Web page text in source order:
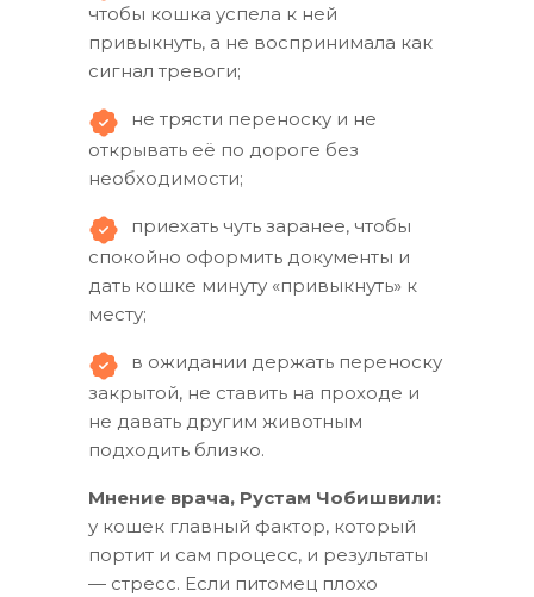
чтобы кошка успела к ней
привыкнуть, а не воспринимала как
сигнал тревоги;
не трясти переноску и не
открывать её по дороге без
необходимости;
приехать чуть заранее, чтобы
спокойно оформить документы и
дать кошке минуту «привыкнуть» к
месту;
в ожидании держать переноску
закрытой, не ставить на проходе и
не давать другим животным
подходить близко.
Мнение врача, Рустам Чобишвили:
у кошек главный фактор, который
портит и сам процесс, и результаты
— стресс. Если питомец плохо